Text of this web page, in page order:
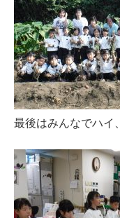
最後はみんなでハイ